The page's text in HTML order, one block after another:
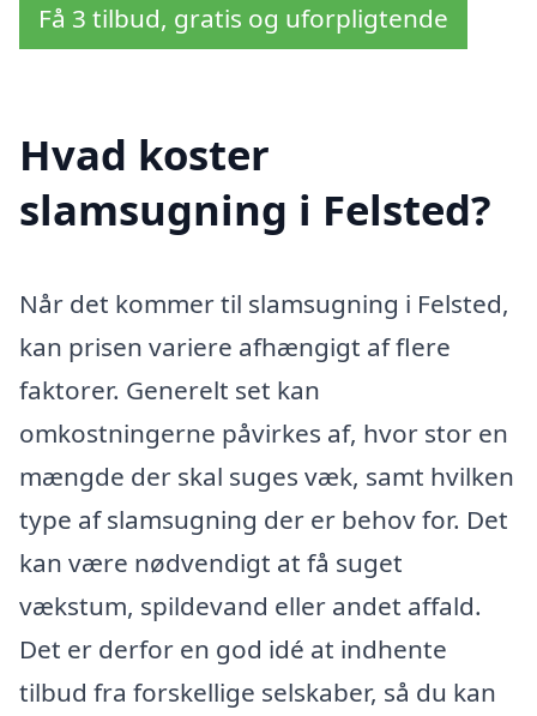
Få 3 tilbud, gratis og uforpligtende
Hvad koster
slamsugning i Felsted?
Når det kommer til slamsugning i Felsted,
kan prisen variere afhængigt af flere
faktorer. Generelt set kan
omkostningerne påvirkes af, hvor stor en
mængde der skal suges væk, samt hvilken
type af slamsugning der er behov for. Det
kan være nødvendigt at få suget
vækstum, spildevand eller andet affald.
Det er derfor en god idé at indhente
tilbud fra forskellige selskaber, så du kan